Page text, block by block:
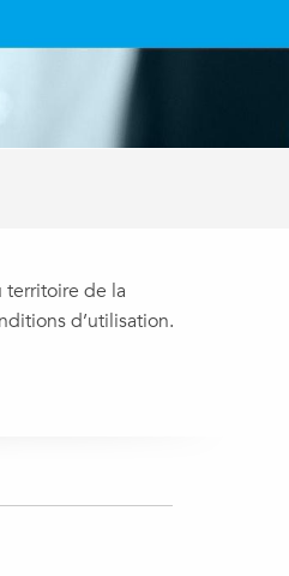
territoire de la
d’utilisation.